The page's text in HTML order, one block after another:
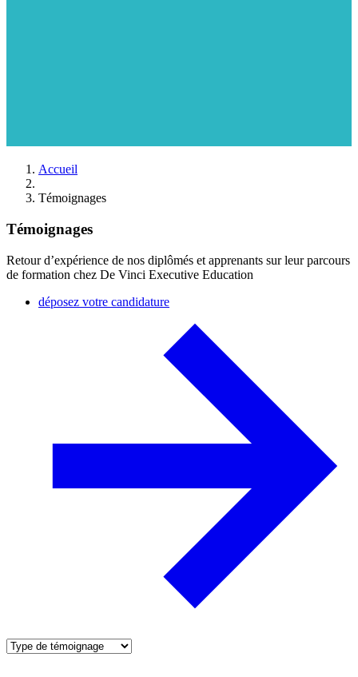
Accueil
Témoignages
Témoignages
Retour d’expérience de nos diplômés et apprenants sur leur parcours
de formation chez De Vinci Executive Education
déposez votre candidature